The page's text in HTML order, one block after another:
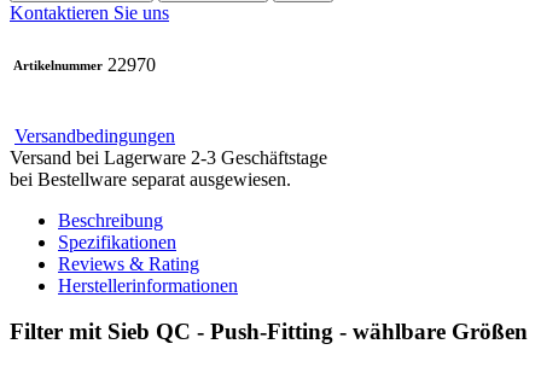
Kontaktieren Sie uns
Artikelnummer 22970
Versandbedingungen
Versand bei Lagerware 2-3 Geschäftstage
bei Bestellware separat ausgewiesen.
Beschreibung
Spezifikationen
Reviews & Rating
Herstellerinformationen
Filter mit Sieb QC - Push-Fitting - wählbare Größen